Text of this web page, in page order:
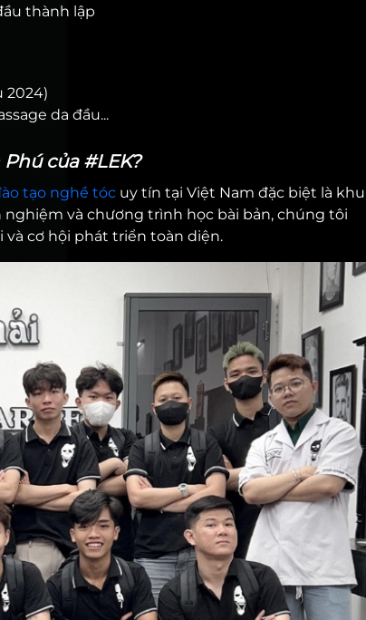
thành lập
2024)
da đầu...
của #LEK?
tạo nghề tóc uy tín tại Việt Nam đặc biệt là khu
nghiệm và chương trình học bài bản, chúng tôi
cơ hội phát triển toàn diện.